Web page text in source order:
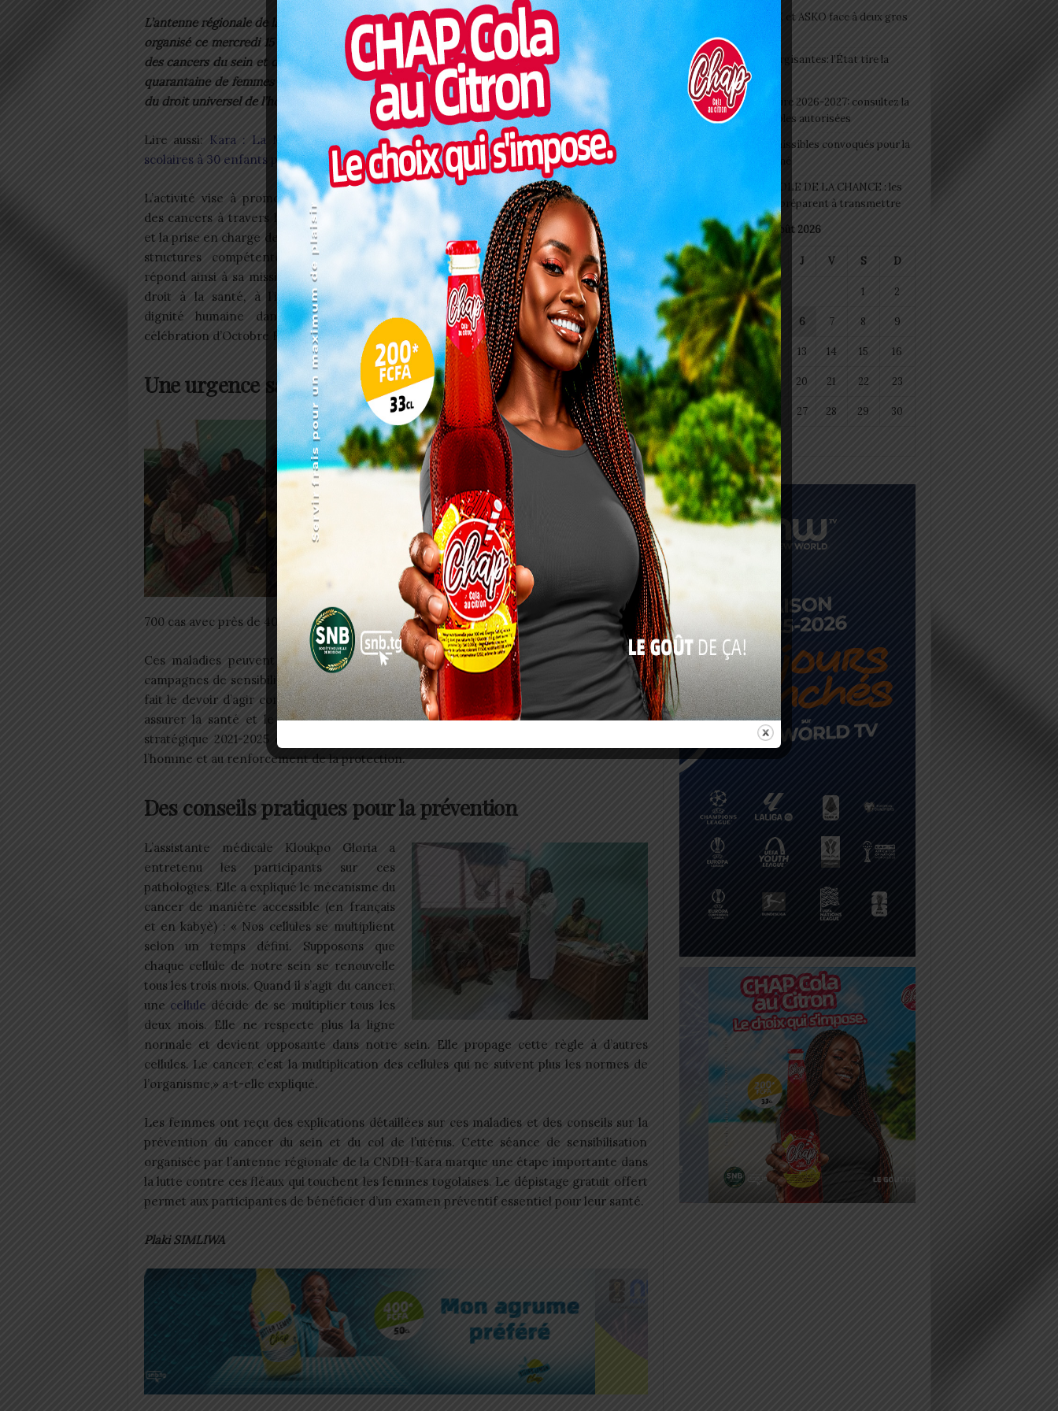
L’antenne régionale de la Commission Nationale des Droits de l’Homme (CNDH) de la Kara a
organisé ce mercredi 15 octobre 2025 une séance de sensibilisation et de dépistage gratuit
des cancers du sein et du col de l’utérus dans ses locaux. Cette initiative a réuni plus d’une
quarantaine de femmes autour du thème « Jouissance du droit à la santé, gage du respect
du droit universel de l’homme ».
Lire aussi: Kara : La MVCP offre des kits
scolaires à 30 enfants parrainés
L’activité vise à promouvoir la prévention
des cancers à travers le dépistage précoce
et la prise en charge des cas positifs par des
structures compétentes. La CNDH-Kara
répond ainsi à sa mission de promotion du
droit à la santé, à l’information et à la
dignité humaine dans le cadre de la
célébration d’Octobre Rose édition 2025.
Une urgence sanitaire pour les femmes à Kara
Les cancers du sein et du col de l’utérus
constituent les deux principales causes de
mortalité par cancer chez les femmes dans
le monde. Au Togo, les chiffres alarmants du
registre hospitalier du CHU Sylvanus
Olympio et les estimations de l’OMS
révèlent l’ampleur du problème. L’incidence
annuelle du cancer du sein atteint 500 à 600
cas avec 300 à 400 décès chaque année. Le
cancer du col de l’utérus enregistre environ
700 cas avec près de 400 décès annuels.
Ces maladies peuvent être prévenues ou détectées à un stade précoce grâce aux
campagnes de sensibilisation et de dépistage. L’antenne régionale de la CNDH-Kara se
fait le devoir d’agir conformément à l’Objectif de Développement Durable 3 qui vise à
assurer la santé et le bien-être de tous. Cette action s’inscrit dans l’axe 2 du plan
stratégique 2021-2025 de la CNDH relatif à la promotion d’une culture des droits de
l’homme et au renforcement de la protection.
Des conseils pratiques pour la prévention
L’assistante médicale Kloukpo Gloria a
entretenu les participants sur ces
pathologies. Elle a expliqué le mécanisme du
cancer de manière accessible (en français
et en kabyè) : « Nos cellules se multiplient
selon un temps défini. Supposons que
chaque cellule de notre sein se renouvelle
tous les trois mois. Quand il s’agit du cancer,
une cellule décide de se multiplier tous les
deux mois. Elle ne respecte plus la ligne
normale et devient opposante dans notre sein. Elle propage cette règle à d’autres
cellules. Le cancer, c’est la multiplication des cellules qui ne suivent plus les normes de
l’organisme,» a-t-elle expliqué.
Les femmes ont reçu des explications détaillées sur ces maladies et des conseils sur la
prévention du cancer du sein et du col de l’utérus. Cette séance de sensibilisation
organisée par l’antenne régionale de la CNDH-Kara marque une étape importante dans
la lutte contre ces fléaux qui touchent les femmes togolaises. Le dépistage gratuit offert
permet aux participantes de bénéficier d’un examen préventif essentiel pour leur santé.
Plaki SIMLIWA
Interclubs CAF: ASCK et ASKO face à deux gros
morceaux
Togo/ Boissons énergisantes: l’État tire la
sonnette d’alarme
Togo/ Rentrée scolaire 2026-2027: consultez la
liste officielle des écoles autorisées
ESSAL 2026 : les admissibles convoqués pour la
visite médicale à Lomé
SWEDD+ Togo / ECOLE DE LA CHANCE : les
maitres-artisans se préparent à transmettre
août 2026
L M M J V S D
1 2
3 4 5 6 7 8 9
10 11 12 13 14 15 16
17 18 20 21 22 23
24 25 26 27 28 29 30
31
« Juil